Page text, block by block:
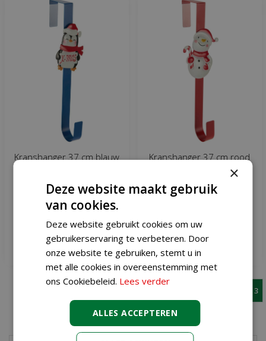
Kranshanger 37 cm blauw
€ 1
Meer informatie
Kranshanger 37 cm rood
Meer informatie
3
×
Deze website maakt gebruik
van cookies.
Deze website gebruikt cookies om uw
gebruikerservaring te verbeteren. Door
onze website te gebruiken, stemt u in
met alle cookies in overeenstemming met
ons Cookiebeleid. Lees verder
ALLES ACCEPTEREN